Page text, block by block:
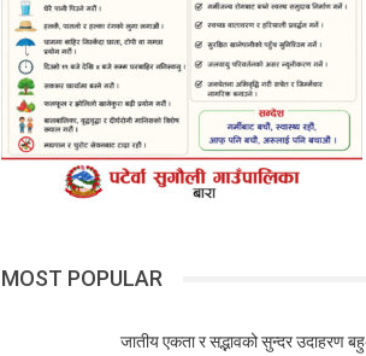
MOST POPULAR
जातीय एकता र सद्भावको सुन्दर उदाहरण